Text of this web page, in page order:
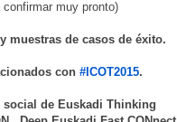
confirmar muy pronto)
muestras de casos de éxito.
con #ICOT2015.
de Euskadi Thinking